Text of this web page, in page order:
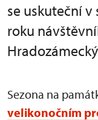
se uskuteční v
roku
Sezona na
velikonočním